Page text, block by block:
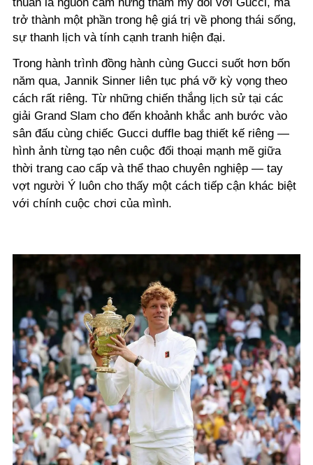
trở thành một phần trong hệ giá trị về phong thái sống,
sự thanh lịch và tính cạnh tranh hiện đại.
Trong hành trình đồng hành cùng Gucci suốt hơn bốn
năm qua, Jannik Sinner liên tục phá vỡ kỳ vọng theo
cách rất riêng. Từ những chiến thắng lịch sử tại các
giải Grand Slam cho đến khoảnh khắc anh bước vào
sân đấu cùng chiếc Gucci duffle bag thiết kế riêng —
hình ảnh từng tạo nên cuộc đối thoại mạnh mẽ giữa
thời trang cao cấp và thể thao chuyên nghiệp — tay
vợt người Ý luôn cho thấy một cách tiếp cận khác biệt
với chính cuộc chơi của mình.